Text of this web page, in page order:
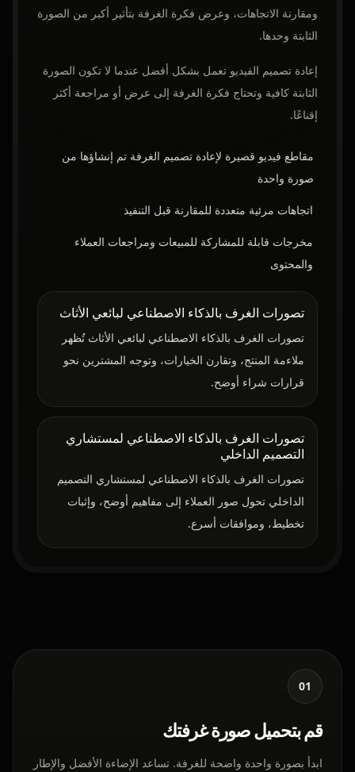
ومقارنة الاتجاهات، وعرض فكرة الغرفة بتأثير أكبر من الصورة
الثابتة وحدها.
إعادة تصميم الفيديو تعمل بشكل أفضل عندما لا تكون الصورة
الثابتة كافية وتحتاج فكرة الغرفة إلى عرض أو مراجعة أكثر
إقناعًا.
مقاطع فيديو قصيرة لإعادة تصميم الغرفة تم إنشاؤها من
صورة واحدة
اتجاهات مرئية متعددة للمقارنة قبل التنفيذ
مخرجات قابلة للمشاركة للمبيعات ومراجعات العملاء
والمحتوى
تصورات الغرف بالذكاء الاصطناعي لبائعي الأثاث
تصورات الغرف بالذكاء الاصطناعي لبائعي الأثاث تُظهر
ملاءمة المنتج، وتقارن الخيارات، وتوجه المشترين نحو
قرارات شراء أوضح.
تصورات الغرف بالذكاء الاصطناعي لمستشاري
التصميم الداخلي
تصورات الغرف بالذكاء الاصطناعي لمستشاري التصميم
الداخلي تحول صور العملاء إلى مفاهيم أوضح، وإثبات
تخطيط، وموافقات أسرع.
01
قم بتحميل صورة غرفتك
ابدأ بصورة واحدة واضحة للغرفة. تساعد الإضاءة الأفضل والإطار